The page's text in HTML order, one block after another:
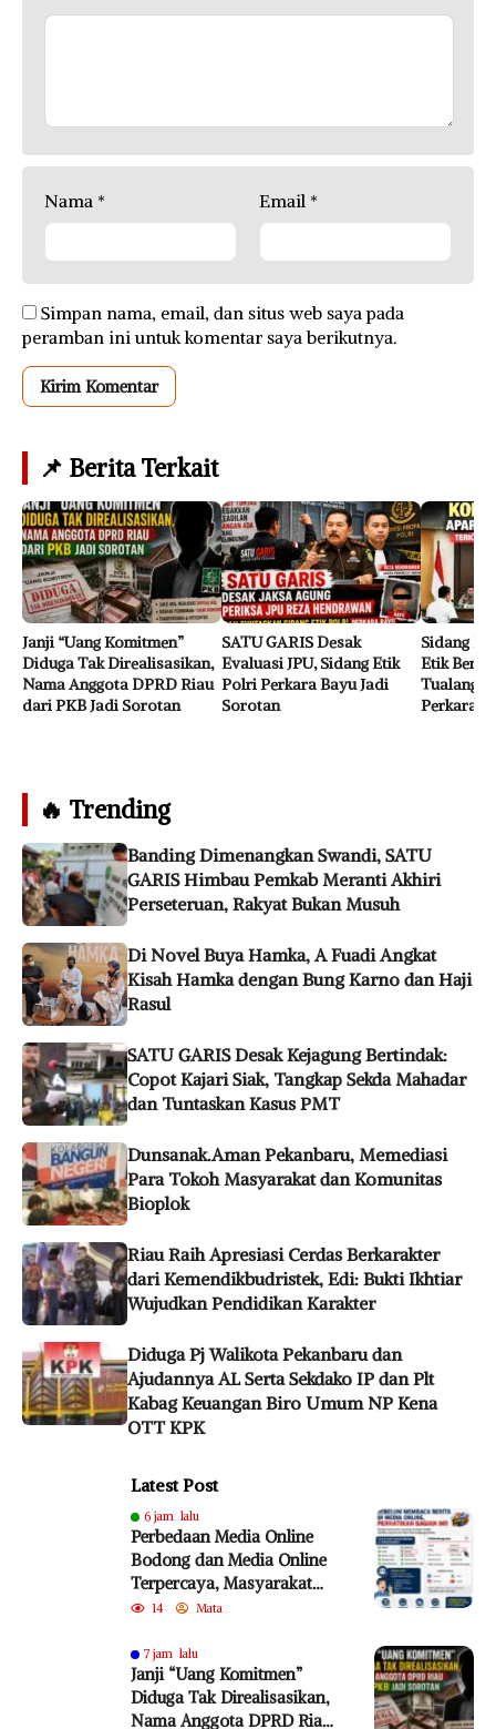
Nama * Email *
Simpan nama, email, dan situs web saya pada
peramban ini untuk komentar saya berikutnya.
📌 Berita Terkait
Janji “Uang Komitmen”
Diduga Tak Direalisasikan,
Nama Anggota DPRD Riau
dari PKB Jadi Sorotan
SATU GARIS Desak
Evaluasi JPU, Sidang Etik
Polri Perkara Bayu Jadi
Sorotan
Sidang
Etik Berat
Tualang
Perkara
🔥 Trending
Banding Dimenangkan Swandi, SATU
GARIS Himbau Pemkab Meranti Akhiri
Perseteruan, Rakyat Bukan Musuh
Di Novel Buya Hamka, A Fuadi Angkat
Kisah Hamka dengan Bung Karno dan Haji
Rasul
SATU GARIS Desak Kejagung Bertindak:
Copot Kajari Siak, Tangkap Sekda Mahadar
dan Tuntaskan Kasus PMT
Dunsanak.Aman Pekanbaru, Memediasi
Para Tokoh Masyarakat dan Komunitas
Bioplok
Riau Raih Apresiasi Cerdas Berkarakter
dari Kemendikbudristek, Edi: Bukti Ikhtiar
Wujudkan Pendidikan Karakter
Diduga Pj Walikota Pekanbaru dan
Ajudannya AL Serta Sekdako IP dan Plt
Kabag Keuangan Biro Umum NP Kena
OTT KPK
Latest Post
6 jam lalu
Perbedaan Media Online
Bodong dan Media Online
Terpercaya, Masyarakat
Diminta Lebih Cermat
14 Mata
7 jam lalu
Janji “Uang Komitmen”
Diduga Tak Direalisasikan,
Nama Anggota DPRD Riau